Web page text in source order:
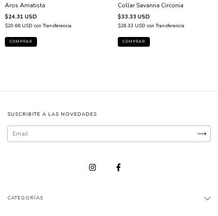
Aros Amatista
$24.31 USD
$20.66 USD con Transferencia
Collar Savanna Circonia
$33.33 USD
$28.33 USD con Transferencia
SUSCRIBITE A LAS NOVEDADES
CATEGORÍAS